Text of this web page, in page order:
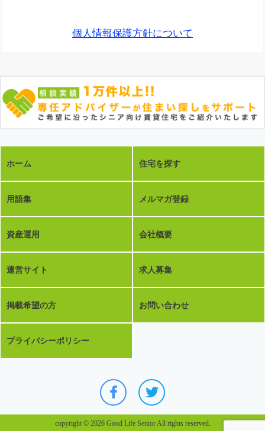
個人情報保護方針について
ホーム 住宅を探す
用語集 メルマガ登録
資産運用 会社概要
運営サイト 求人募集
掲載希望の方 お問い合わせ
プライバシーポリシー
copyright © 2026 Good Life Senior All rights reserved.